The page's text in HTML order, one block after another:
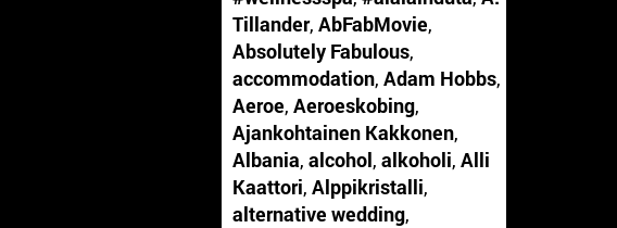
Tillander, AbFabMovie,
Absolutely Fabulous,
accommodation, Adam Hobbs,
Aeroe, Aeroeskobing,
Ajankohtainen Kakkonen,
Albania, alcohol, alkoholi, Alli
Kaattori, Alppikristalli,
alternative wedding,